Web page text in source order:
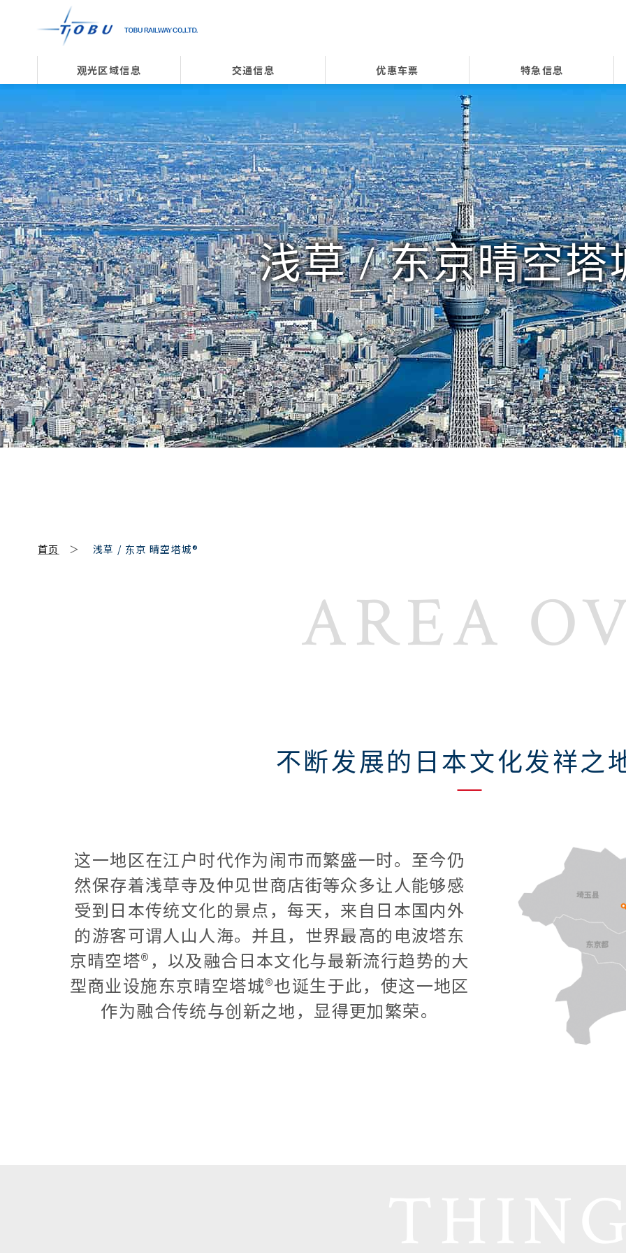
观光区域信息 交通信息 优惠车票 特急信息
浅草 /东京晴空塔
首页 浅草 / 东京 晴空塔城®
AREA
不断发展的日本文化发祥之
这一地区在江户时代作为闹市而繁盛一时。至今仍
然保存着浅草寺及仲见世商店街等众多让人能够感
受到日本传统文化的景点，每天，来自日本国内外
的游客可谓人山人海。并且，世界最高的电波塔东
京晴空塔®，以及融合日本文化与最新流行趋势的大
型商业设施东京晴空塔城®也诞生于此，使这一地区
作为融合传统与创新之地，显得更加繁荣。